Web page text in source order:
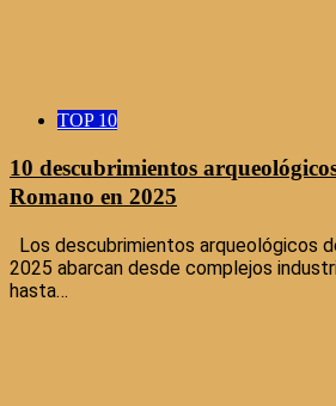
TOP 10
10 descubrimientos
Romano en 2025
Los descubrimientos arqueológicos
2025 abarcan desde complejos
hasta…